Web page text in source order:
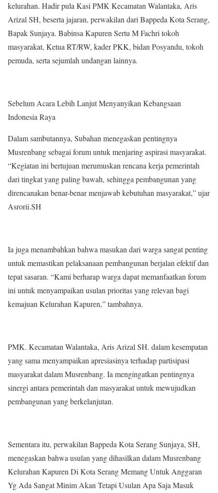
kelurahan. Hadir pula Kasi PMK Kecamatan Walantaka, Aris
Arizal SH, beserta jajaran, perwakilan dari Bappeda Kota Serang,
Bapak Sunjaya. Babinsa Kapuren Sertu M Fachri tokoh
masyarakat, Ketua RT/RW, kader PKK, bidan Posyandu, tokoh
pemuda, serta sejumlah undangan lainnya.
Sebelum Acara Lebih Lanjut Menyanyikan Kebangsaan
Indonesia Raya
Dalam sambutannya, Subahan menegaskan pentingnya
Musrenbang sebagai forum untuk menjaring aspirasi masyarakat.
“Kegiatan ini bertujuan merumuskan rencana kerja pemerintah
dari tingkat yang paling bawah, sehingga pembangunan yang
direncanakan benar-benar menjawab kebutuhan masyarakat,” ujar
Asrorii.SH
Ia juga menambahkan bahwa masukan dari warga sangat penting
untuk memastikan pelaksanaan pembangunan berjalan efektif dan
tepat sasaran. “Kami berharap warga dapat memanfaatkan forum
ini untuk menyampaikan usulan prioritas yang relevan bagi
kemajuan Kelurahan Kapuren,” tambahnya.
PMK. Kecamatan Walantaka, Aris Arizal SH. dalam kesempatan
yang sama menyampaikan apresiasinya terhadap partisipasi
masyarakat dalam Musrenbang. Ia mengingatkan pentingnya
sinergi antara pemerintah dan masyarakat untuk mewujudkan
pembangunan yang berkelanjutan.
Sementara itu, perwakilan Bappeda Kota Serang Sunjaya, SH,
menegaskan bahwa usulan yang dihasilkan dalam Musrenbang
Kelurahan Kapuren Di Kota Serang Memang Untuk Anggaran
Yg Ada Sangat Minim Akan Tetapi Usulan Apa Saja Masuk